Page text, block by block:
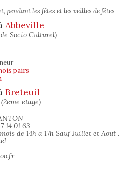
pendant les fêtes et les veilles de fêtes
Abbeville
Socio Culturel)
pairs
Breteuil
etage)
14 01 63
de 14h a 17h Sauf Juillet et Aout .